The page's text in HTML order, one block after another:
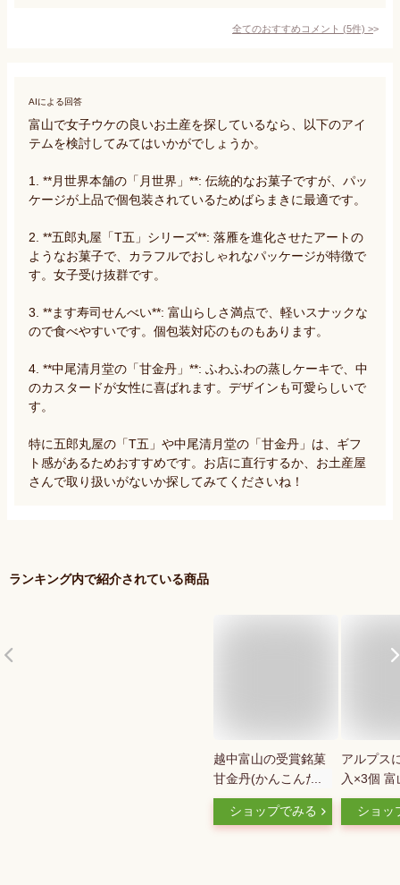
全てのおすすめコメント (5件) >
AIによる回答
富山で女子ウケの良いお土産を探しているなら、以下のアイ
テムを検討してみてはいかがでしょうか。
1. **月世界本舗の「月世界」**: 伝統的なお菓子ですが、パッ
ケージが上品で個包装されているためばらまきに最適です。
2. **五郎丸屋「T五」シリーズ**: 落雁を進化させたアートの
ようなお菓子で、カラフルでおしゃれなパッケージが特徴で
す。女子受け抜群です。
3. **ます寿司せんべい**: 富山らしさ満点で、軽いスナックな
ので食べやすいです。個包装対応のものもあります。
4. **中尾清月堂の「甘金丹」**: ふわふわの蒸しケーキで、中
のカスタードが女性に喜ばれます。デザインも可愛らしいで
す。
特に五郎丸屋の「T五」や中尾清月堂の「甘金丹」は、ギフ
ト感があるためおすすめです。お店に直行するか、お土産屋
さんで取り扱いがないか探してみてくださいね！
ランキング内で紹介されている商品
越中富山の受賞銘菓
甘金丹(かんこんた
ん)6個入（小箱な
し）お歳暮 お菓子
ショップでみる
アルプス
入×3個
山県 立山
産 雷鳥
ショッ